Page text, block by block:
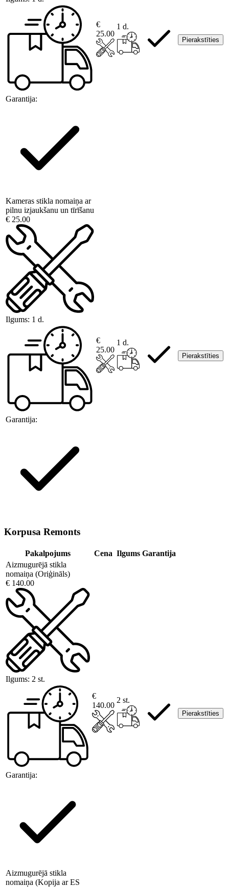
Garantija:
€
25.00
1 d.
Pierakstīties
Kameras stikla nomaiņa ar
pilnu izjaukšanu un tīrīšanu
€ 25.00
Ilgums: 1 d.
Garantija:
€
25.00
1 d.
Pierakstīties
Korpusa Remonts
Pakalpojums Cena Ilgums Garantija
Aizmugurējā stikla
nomaiņa (Oriģināls)
€ 140.00
Ilgums: 2 st.
Garantija:
€
140.00
2 st.
Pierakstīties
Aizmugurējā stikla
nomaiņa (Kopija ar ES